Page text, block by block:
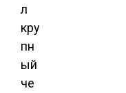
л
кру
пн
ый
че